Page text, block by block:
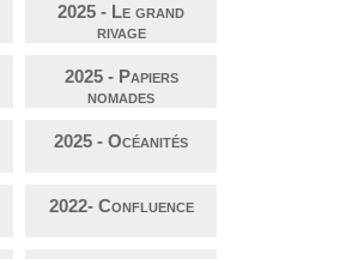
2025 - Le grand
rivage
2025 - Papiers
nomades
2025 - Océanités
2022- Confluence